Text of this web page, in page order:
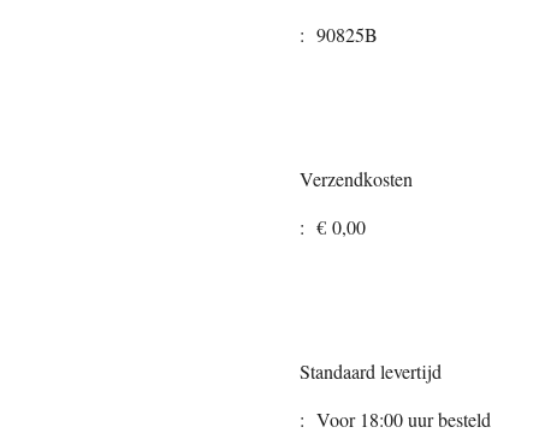
: 90825B
Verzendkosten
: € 0,00
Standaard levertijd
: Voor 18:00 uur besteld